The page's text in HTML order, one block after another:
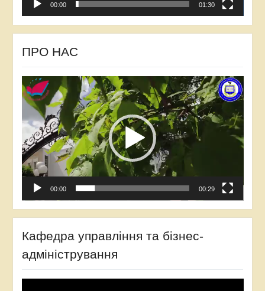
00:00 01:30
ПРО НАС
Відеопрогравач
00:00 00:29
Кафедра управління та бізнес-
адміністрування